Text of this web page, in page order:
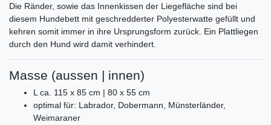
Die Ränder, sowie das Innenkissen der Liegefläche sind bei
diesem Hundebett mit geschredderter Polyesterwatte gefüllt und
kehren somit immer in ihre Ursprungsform zurück. Ein Plattliegen
durch den Hund wird damit verhindert.
Masse (aussen | innen)
L ca. 115 x 85 cm | 80 x 55 cm
optimal für: Labrador, Dobermann, Münsterländer,
Weimaraner